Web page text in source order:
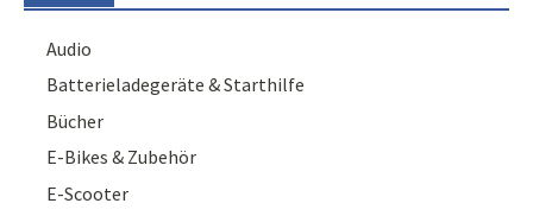
Audio
Batterieladegeräte & Starthilfe
Bücher
E-Bikes & Zubehör
E-Scooter